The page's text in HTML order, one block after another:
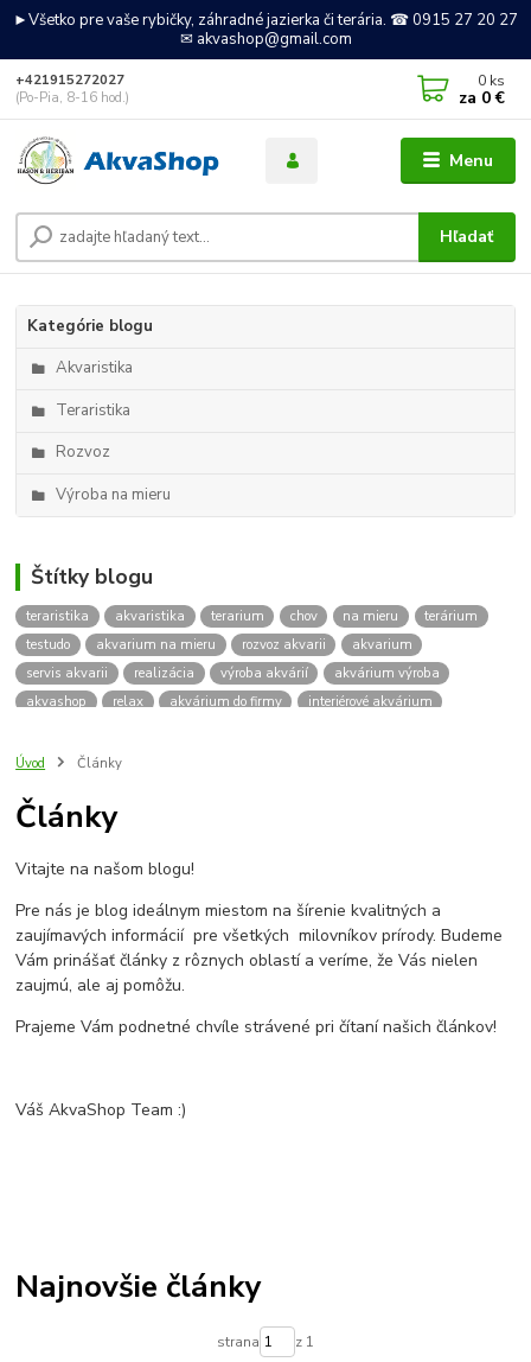
►Všetko pre vaše rybičky, záhradné jazierka či terária. ☎ 0915 27 20 27
✉ akvashop@gmail.com
Menu
Hľadať
+421915272027
(Po-Pia, 8-16 hod.)
0 ks
za 0 €
Kategórie blogu
Akvaristika
Teraristika
Rozvoz
Výroba na mieru
Štítky blogu
teraristika akvaristika terarium chov na mieru
terárium
testudo
akvarium na mieru rozvoz akvarii
akvarium
servis akvarii
realizácia výroba akvárií
akvárium výroba
akvashop
relax akvárium do firmy
interiérové akvárium
insektárium
skrinka
podstavec
Testudo horsfieldii
Korytnačka stepná
zriaďovanie terária
terárium pre suchozemskú korytnačku
želva
korytnačky
Bratislava
vyroba akvarii akvarium dovoz
rozvoz akvarií
záruka na akvárium
Úvod Články
Články
Vitajte na našom blogu!
Pre nás je blog ideálnym miestom na šírenie kvalitných a
zaujímavých informácií pre všetkých milovníkov prírody. Budeme
Vám prinášať články z rôznych oblastí a veríme, že Vás nielen
zaujmú, ale aj pomôžu.
Prajeme Vám podnetné chvíle strávené pri čítaní našich článkov!
Váš AkvaShop Team :)
Najnovšie články
strana z 1